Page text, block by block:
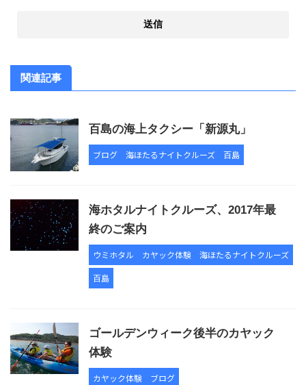
関連記事
百島の海上タクシー「新源丸」
ブログ 海ほたるナイトクルーズ 百島
海ホタルナイトクルーズ、2017年最
終のご案内
ウミホタル カヤック体験
海ほたるナイトクルーズ
百島
ゴールデンウィーク後半のカヤック
体験
カヤック体験 ブログ